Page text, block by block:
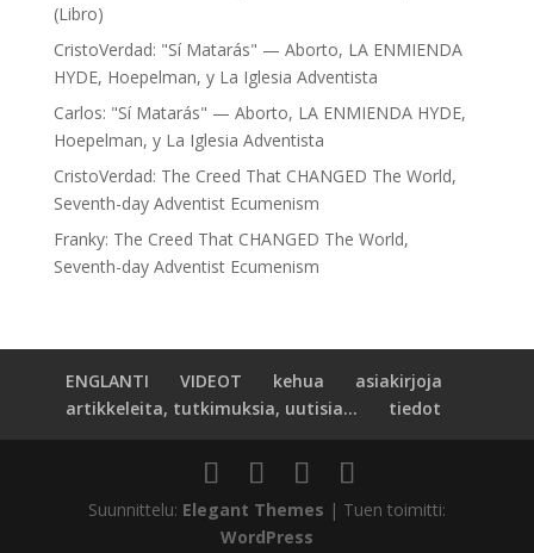
(Libro)
CristoVerdad: "Sí Matarás" — Aborto, LA ENMIENDA
HYDE, Hoepelman, y La Iglesia Adventista
Carlos: "Sí Matarás" — Aborto, LA ENMIENDA HYDE,
Hoepelman, y La Iglesia Adventista
CristoVerdad: The Creed That CHANGED The World,
Seventh-day Adventist Ecumenism
Franky: The Creed That CHANGED The World,
Seventh-day Adventist Ecumenism
ENGLANTI VIDEOT kehua
asiakirjoja
artikkeleita, tutkimuksia, uutisia...
tiedot
Suunnittelu: Elegant Themes | Tuen toimitti:
WordPress